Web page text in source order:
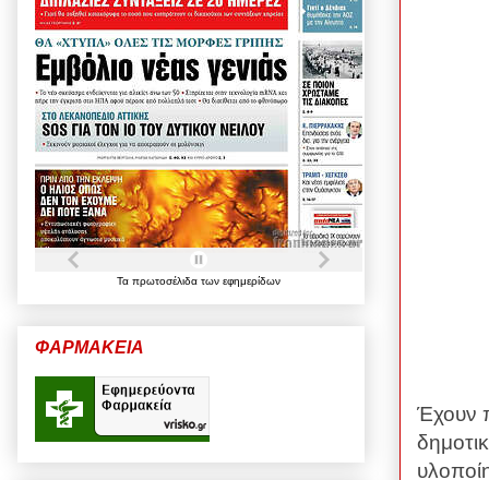
Έχουν
Τα πρωτοσέλιδα των εφημερίδων
ΦΑΡΜΑΚΕΙΑ